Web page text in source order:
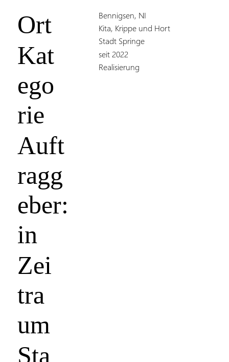
Ort
Kat
ego
rie
Auft
ragg
eber:
in
Zei
tra
um
Sta
Bennigsen, NI
Kita, Krippe und Hort
Stadt Springe
seit 2022
Realisierung